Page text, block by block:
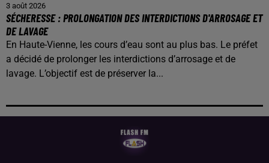
3 août 2026
SÉCHERESSE : PROLONGATION DES INTERDICTIONS D'ARROSAGE ET
DE LAVAGE
En Haute-Vienne, les cours d’eau sont au plus bas. Le préfet
a décidé de prolonger les interdictions d’arrosage et de
lavage. L’objectif est de préserver la...